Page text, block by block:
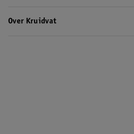
Over Kruidvat